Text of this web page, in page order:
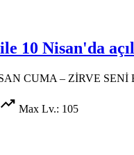
10 Nisan'da
CUMA – ZİRVE
Max Lv.: 105